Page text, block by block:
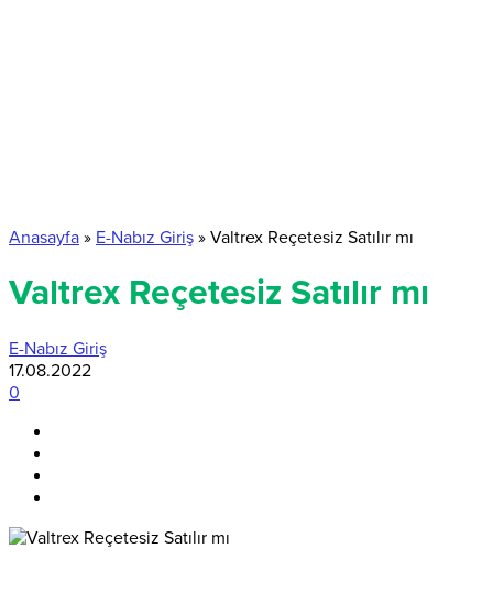
Anasayfa » E-Nabız Giriş » Valtrex Reçetesiz Satılır mı
Valtrex Reçetesiz Satılır mı
E-Nabız Giriş
17.08.2022
0